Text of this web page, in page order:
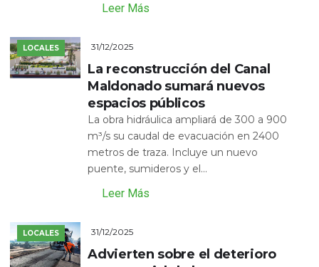
Leer Más
LOCALES 31/12/2025
La reconstrucción del Canal
Maldonado sumará nuevos
espacios públicos
La obra hidráulica ampliará de 300 a 900
m³/s su caudal de evacuación en 2400
metros de traza. Incluye un nuevo
puente, sumideros y el...
Leer Más
LOCALES 31/12/2025
Advierten sobre el deterioro